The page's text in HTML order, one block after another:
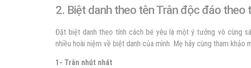
2. Biệt danh theo tên Trân độc đáo theo
Đặt biệt danh theo tính cách bé yêu là một ý tưởng vô cùng
nhiều hoài niệm về biệt danh của mình. Mẹ hãy cùng tham khảo
1- Trân nhút nhát